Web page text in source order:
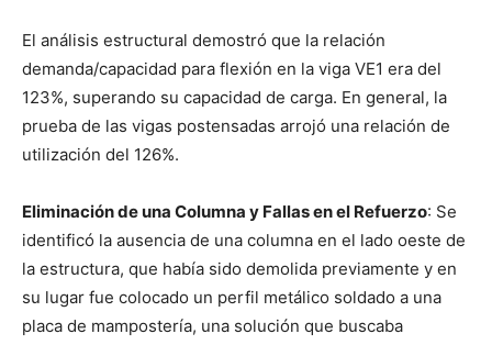
El análisis estructural demostró que la relación
demanda/capacidad para flexión en la viga VE1 era del
123%, superando su capacidad de carga. En general, la
prueba de las vigas postensadas arrojó una relación de
utilización del 126%.
Eliminación de una Columna y Fallas en el Refuerzo: Se
identificó la ausencia de una columna en el lado oeste de
la estructura, que había sido demolida previamente y en
su lugar fue colocado un perfil metálico soldado a una
placa de mampostería, una solución que buscaba